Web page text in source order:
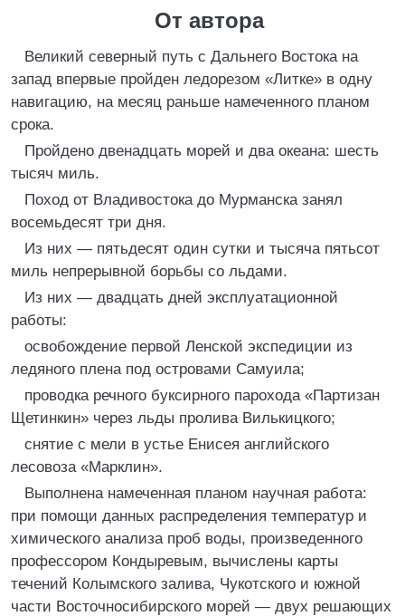
От автора
Великий северный путь с Дальнего Востока на
запад впервые пройден ледорезом «Литке» в одну
навигацию, на месяц раньше намеченного планом
срока.
Пройдено двенадцать морей и два океана: шесть
тысяч миль.
Поход от Владивостока до Мурманска занял
восемьдесят три дня.
Из них — пятьдесят один сутки и тысяча пятьсот
миль непрерывной борьбы со льдами.
Из них — двадцать дней эксплуатационной
работы:
освобождение первой Ленской экспедиции из
ледяного плена под островами Самуила;
проводка речного буксирного парохода «Партизан
Щетинкин» через льды пролива Вилькицкого;
снятие с мели в устье Енисея английского
лесовоза «Марклин».
Выполнена намеченная планом научная работа:
при помощи данных распределения температур и
химического анализа проб воды, произведенного
профессором Кондыревым, вычислены карты
течений Колымского залива, Чукотского и южной
части Восточносибирского морей — двух решающих